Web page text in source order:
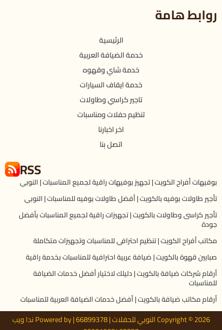
روابط هامة
الرئيسية
خدمة الضيافة العربية
خدمة شاي وقهوه
خدمة ايقاف السيارات
تاجير كراسي وطاولات
تنظيم حفلات ومناسبات
اخر اخبارنا
اتصل بنا
RSS
بوفيهات أفراح الكويت | تجهيز بوفيهات راقية لجميع المناسبات | النوبي
تأجير طاولات بوفيه بالكويت | أفضل طاولات بوفيه للمناسبات | النوبي
تأجير كراسى وطاولات بالكويت | تجهيزات راقية لجميع المناسبات بأفضل
جودة
مكاتب أفراح الكويت | تنظيم احترافي للمناسبات وتجهيزات متكاملة
صبابين قهوة بالكويت | ضيافة عربية احترافية للمناسبات بخدمة راقية
أرقام شركات ضيافة بالكويت | دليلك لاختيار أفضل خدمات الضيافة
للمناسبات
أرقام مكاتب ضيافة بالكويت | أفضل خدمات الضيافة العربية للمناسبات
Copyright © 2026 النوبي للحفلات | 66899378 | Powered by ندا ويب